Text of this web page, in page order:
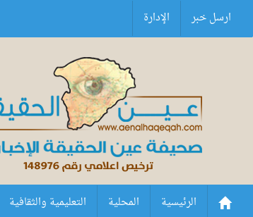
ارسل خبر الإدارة
الرئيسية المحلية التعليمية والثقافية